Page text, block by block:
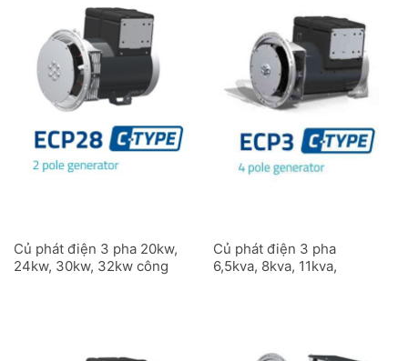
Củ phát điện 3 pha 20kw,
24kw, 30kw, 32kw công
Củ phát điện 3 pha
6,5kva, 8kva, 11kva,